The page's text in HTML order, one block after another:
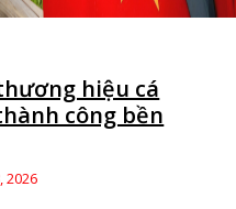
hiệu cá
công bền
2026